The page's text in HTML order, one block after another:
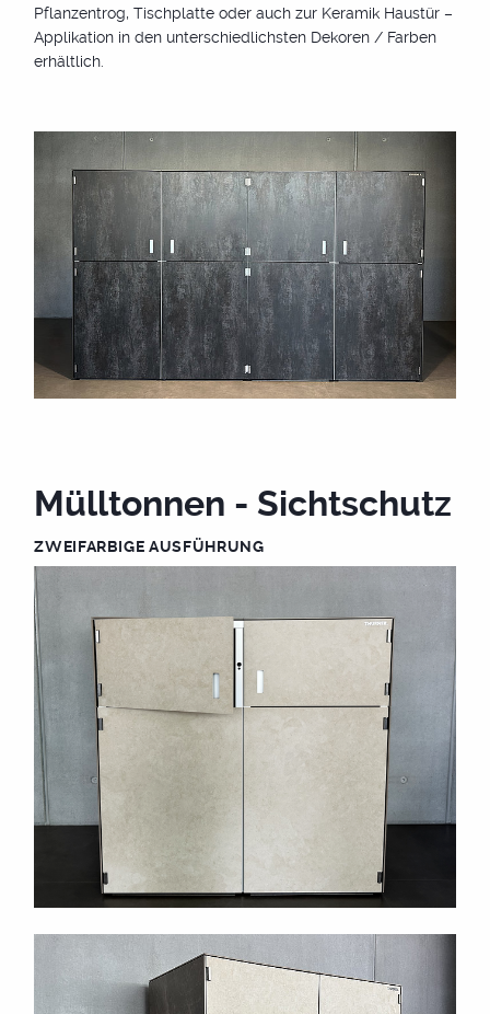
Pflanzentrog, Tischplatte oder auch zur Keramik Haustür –
Applikation in den unterschiedlichsten Dekoren / Farben
erhältlich.
Mülltonnen - Sichtschutz
ZWEIFARBIGE AUSFÜHRUNG